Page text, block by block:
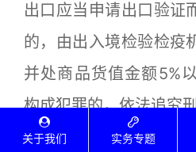
出口应当申请出口验证
的，由出入境检验检疫
并处商品货值金额5%
构成犯罪的，依法追究
第四十五条 销售、
关于我们 实务专题